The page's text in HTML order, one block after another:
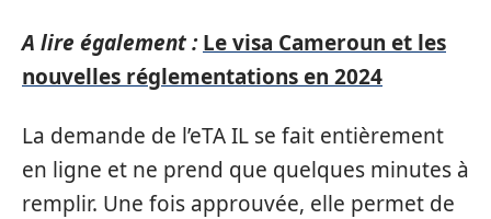
A lire également : Le visa Cameroun et les
nouvelles réglementations en 2024
La demande de l’eTA IL se fait entièrement
en ligne et ne prend que quelques minutes à
remplir. Une fois approuvée, elle permet de